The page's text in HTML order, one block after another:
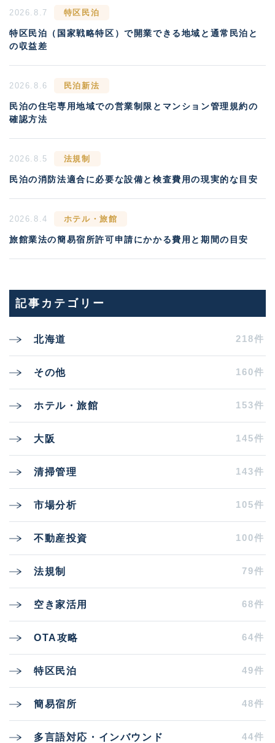
2026.8.7 特区民泊
特区民泊（国家戦略特区）で開業できる地域と通常民泊と
の収益差
2026.8.6 民泊新法
民泊の住宅専用地域での営業制限とマンション管理規約の
確認方法
2026.8.5 法規制
民泊の消防法適合に必要な設備と検査費用の現実的な目安
2026.8.4 ホテル・旅館
旅館業法の簡易宿所許可申請にかかる費用と期間の目安
記事カテゴリー
北海道 218件
その他 160件
ホテル・旅館 153件
大阪 145件
清掃管理 143件
市場分析 105件
不動産投資 100件
法規制 79件
空き家活用 68件
OTA攻略 64件
特区民泊 49件
簡易宿所 48件
多言語対応・インバウンド 44件